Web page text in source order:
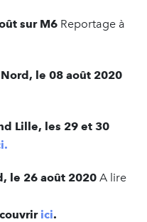
sur M6 Reportage à
le 08 août 2020
Lille, les 29 et 30
le 26 août 2020 A lire
ici.